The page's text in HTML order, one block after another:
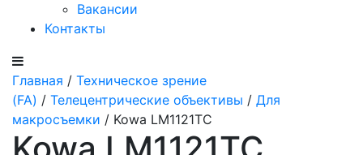
Вакансии
Контакты
Главная / Техническое зрение
(FA) / Телецентрические объективы / Для
макросъемки / Kowa LM1121TC